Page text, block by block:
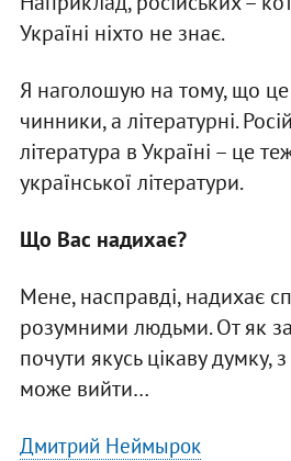
Україні ніхто не знає.
Я наголошую на тому, що це
чинники, а літературні.
література в Україні – це
української літератури.
Що Вас надихає?
Мене, насправді, надихає
розумними людьми. От як
почути якусь цікаву думку,
може вийти…
Дмитрий Неймырок